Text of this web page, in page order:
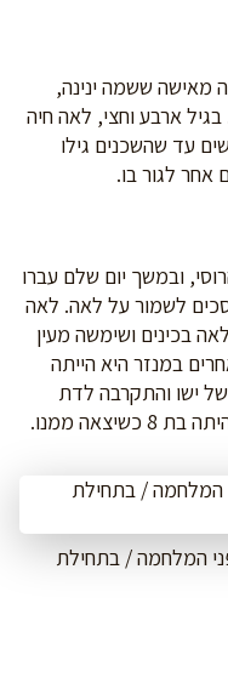
ששמה ינינה,
ארבע וחצי, לאה חיה
עד שהשכנים גילו
אחר לגור בו.
ובמשך יום שלם עברו
לשמור על לאה. לאה
בכינים ושימשה מעין
במנזר היא הייתה
ישו והתקרבה לדת
המלחמה / בתחילת